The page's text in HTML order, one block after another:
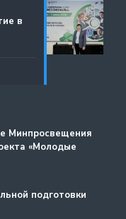
услуги
с
в
Минпросвещения
«Молодые
подготовки